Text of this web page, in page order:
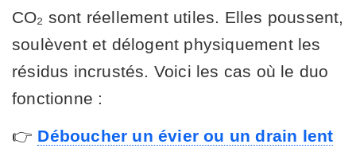
CO₂ sont réellement utiles. Elles poussent,
soulèvent et délogent physiquement les
résidus incrustés. Voici les cas où le duo
fonctionne :
👉 Déboucher un évier ou un drain lent